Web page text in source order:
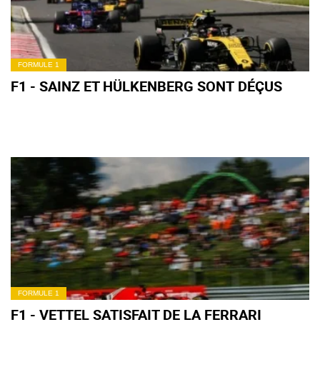
FORMULE 1
F1 - SAINZ ET HÜLKENBERG SONT DÉÇUS
FORMULE 1
F1 - VETTEL SATISFAIT DE LA FERRARI